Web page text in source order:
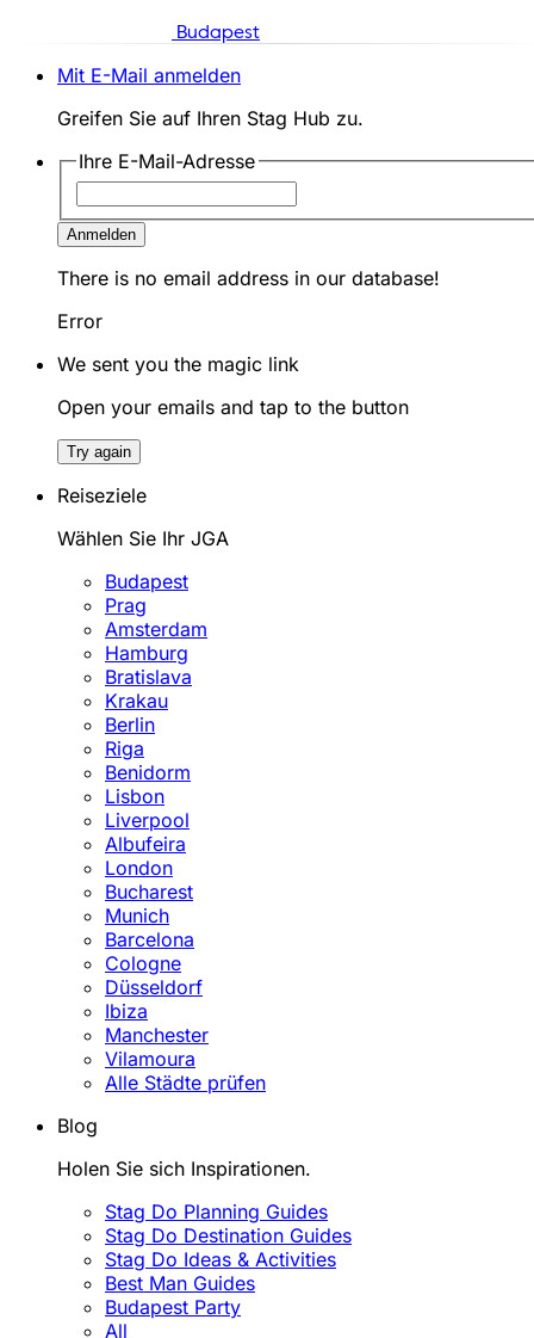
Budapest
Mit E-Mail anmelden
Greifen Sie auf Ihren Stag Hub zu.
Ihre E-Mail-Adresse
Anmelden
There is no email address in our database!
Error
We sent you the magic link
Open your emails and tap to the button
Try again
Reiseziele
Wählen Sie Ihr JGA
Budapest
Prag
Amsterdam
Hamburg
Bratislava
Krakau
Berlin
Riga
Benidorm
Lisbon
Liverpool
Albufeira
London
Bucharest
Munich
Barcelona
Cologne
Düsseldorf
Ibiza
Manchester
Vilamoura
Alle Städte prüfen
Blog
Holen Sie sich Inspirationen.
Stag Do Planning Guides
Stag Do Destination Guides
Stag Do Ideas & Activities
Best Man Guides
Budapest Party
All